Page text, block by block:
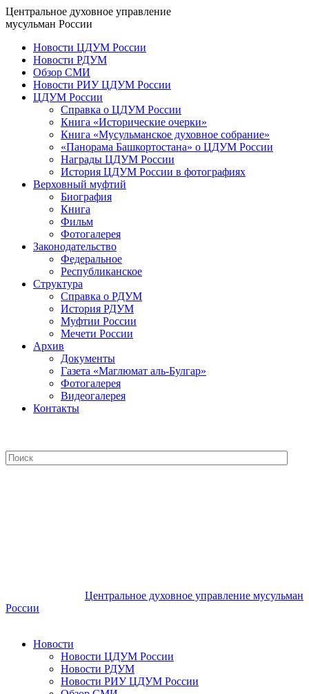
Центральное духовное управление
мусульман России
Новости ЦДУМ России
Новости РДУМ
Обзор СМИ
Новости РИУ ЦДУМ России
ЦДУМ России
Справка о ЦДУМ России
Книга «Исторические очерки»
Книга «Мусульманское духовное собрание»
«Панорама Башкортостана» о ЦДУМ России
Награды ЦДУМ России
История ЦДУМ России в фотографиях
Верховный муфтий
Биография
Книга
Фильм
Фотогалерея
Законодательство
Федеральное
Республиканское
Структура
Справка о РДУМ
История РДУМ
Муфтии России
Мечети России
Архив
Документы
Газета «Маглюмат аль-Булгар»
Фотогалерея
Видеогалерея
Контакты
Центральное духовное управление мусульман
России
Новости
Новости ЦДУМ России
Новости РДУМ
Новости РИУ ЦДУМ России